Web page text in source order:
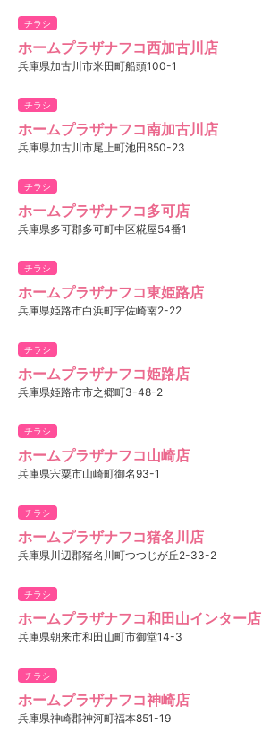
チラシ
ホームプラザナフコ西加古川店
兵庫県加古川市米田町船頭100-1
チラシ
ホームプラザナフコ南加古川店
兵庫県加古川市尾上町池田850-23
チラシ
ホームプラザナフコ多可店
兵庫県多可郡多可町中区糀屋54番1
チラシ
ホームプラザナフコ東姫路店
兵庫県姫路市白浜町宇佐崎南2-22
チラシ
ホームプラザナフコ姫路店
兵庫県姫路市市之郷町3-48-2
チラシ
ホームプラザナフコ山崎店
兵庫県宍粟市山崎町御名93-1
チラシ
ホームプラザナフコ猪名川店
兵庫県川辺郡猪名川町つつじが丘2-33-2
チラシ
ホームプラザナフコ和田山インター店
兵庫県朝来市和田山町市御堂14-3
チラシ
ホームプラザナフコ神崎店
兵庫県神崎郡神河町福本851-19